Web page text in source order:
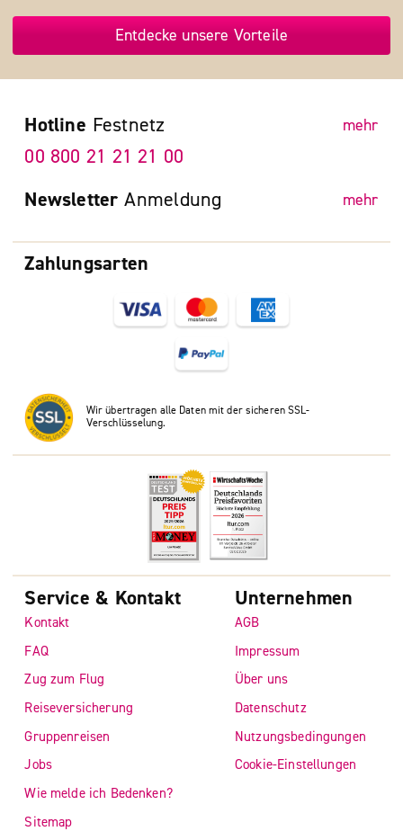
Entdecke unsere Vorteile
Zahlungsarten
Wir übertragen alle Daten mit der sicheren SSL-
Verschlüsselung.
Hotline Festnetz mehr
00 800 21 21 21 00
Newsletter Anmeldung mehr
Service & Kontakt
Kontakt
FAQ
Zug zum Flug
Reiseversicherung
Gruppenreisen
Jobs
Wie melde ich Bedenken?
Sitemap
Unternehmen
AGB
Impressum
Über uns
Datenschutz
Nutzungsbedingungen
Cookie-Einstellungen